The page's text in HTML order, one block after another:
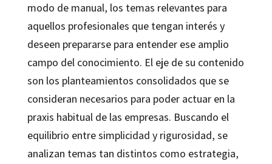
modo de manual, los temas relevantes para
aquellos profesionales que tengan interés y
deseen prepararse para entender ese amplio
campo del conocimiento. El eje de su contenido
son los planteamientos consolidados que se
consideran necesarios para poder actuar en la
praxis habitual de las empresas. Buscando el
equilibrio entre simplicidad y rigurosidad, se
analizan temas tan distintos como estrategia,